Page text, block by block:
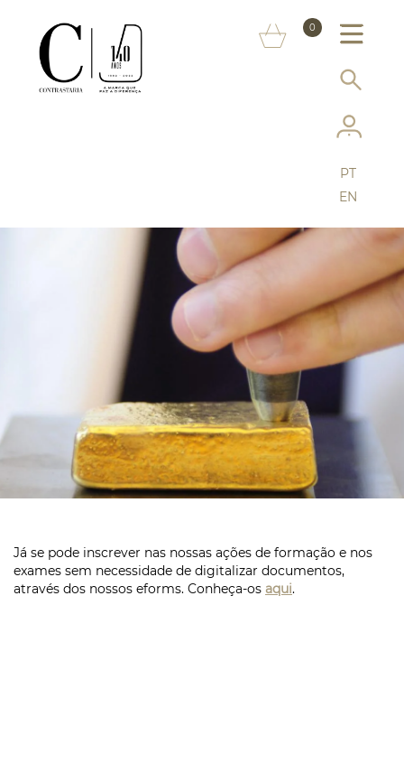
0
INFORMAÇÃO AO CONSUMIDOR
SERVIÇOS
MAIS CONTRASTARIA
FAQ
LOJA ONLINE
PT
EN
Já se pode inscrever nas nossas ações de formação e nos
exames sem necessidade de digitalizar documentos,
através dos nossos eforms. Conheça-os aqui.